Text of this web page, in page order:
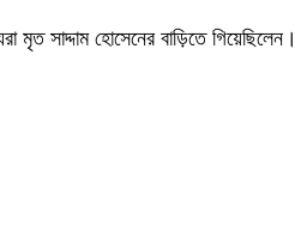
মৃত সাদ্দাম হোসেনের বাড়িতে